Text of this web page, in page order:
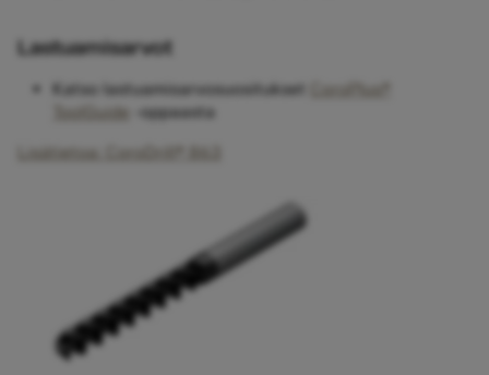
Lastuamisarvot
Katso lastuamisarvosuositukset
CoroPlus®
ToolGuide
-oppaasta
Lisätietoa: CoroDrill® 863